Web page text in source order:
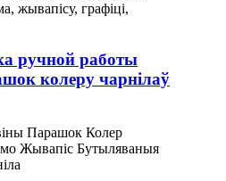
ручной работы
колеру чарнілаў